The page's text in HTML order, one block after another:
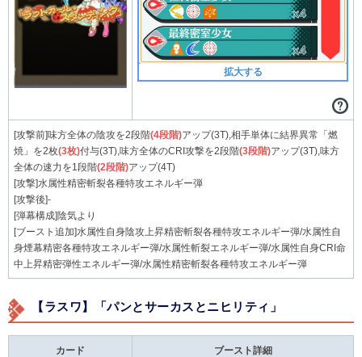
拡大する
[攻撃前]味方全体の陰攻を2段階(4段階)アップ(3T),相手単体に結界異常「燃
焼」を2枚(3枚)付与(3T),味方全体のCRI攻撃を2段階(3段階)アップ(3T),味方
全体の速力を1段階(2段階)アップ(4T)
[攻撃]水属性精密斬裂各種特攻エネルギー弾
[攻撃後]-
[弾幕構成]陰気より
[ブースト追加]水属性自身陰攻上昇精密斬裂各種特攻エネルギー弾/水属性自
身煙幕精密各種特攻エネルギー弾/水属性斬裂エネルギー弾/水属性自身CRI命
中上昇精密弾性エネルギー弾/水属性精密斬裂各種特攻エネルギー弾
【ラスワ】「パンとサーカスとニヒリティ」
カード ブースト詳細